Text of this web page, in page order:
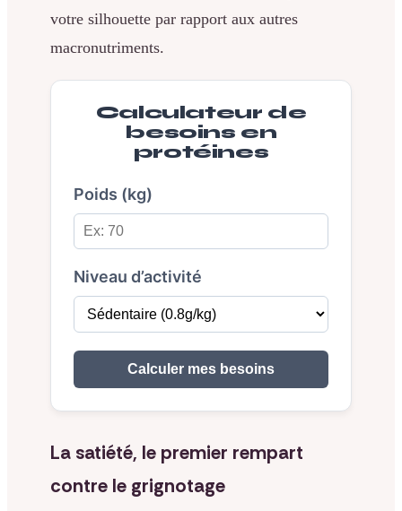
votre silhouette par rapport aux autres
macronutriments.
Calculateur de
besoins en
protéines
Poids (kg)
Niveau d’activité
Calculer mes besoins
La satiété, le premier rempart
contre le grignotage